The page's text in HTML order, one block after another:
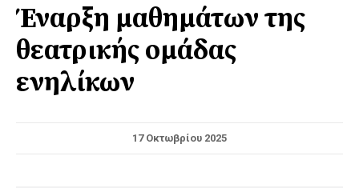
Έναρξη μαθημάτων της
θεατρικής ομάδας
ενηλίκων
17 Οκτωβρίου 2025